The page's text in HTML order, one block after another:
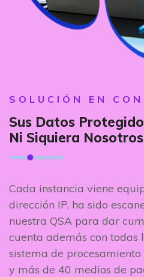
SOLUCIÓN EN
Sus Datos
Ni Siquiera Nosotros
Cada instancia viene
dirección IP, ha sido
nuestra QSA para dar
cuenta además con todas
sistema de
y más de 40 medios de